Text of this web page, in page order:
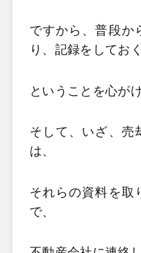
ですから、普段か
り、記録をしておく
ということを心が
そして、いざ、売
は、
それらの資料を取
で、